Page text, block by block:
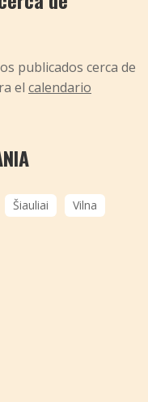
publicados cerca de
el calendario
Šiauliai Vilna